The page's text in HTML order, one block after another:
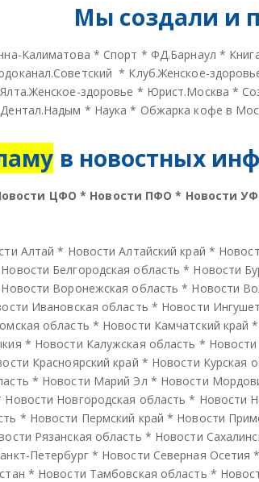
Мы создали и
Калиматова * Спорт * ФД.Барнаул *
* Клуб.Женское-
Ялта.Женское-здоровье * Юрист.Москва *
Дентал.Надым * Наука * Обжарка кофе в
в новостных
ЦФО * Новости ПФО * Новости
Алтай * Новости Алтайский край *
Новости Белгородская область * Новости
Новости Воронежская область * Новости
Ивановская область * Новости
область * Новости Камчатский край *
* Новости Калужская область *
Красноярский край * Новости Курская
* Новости Марий Эл * Новости
Новости Новгородская область * Новости
* Новости Пермский край * Новости
Рязанская область * Новости
Петербург* Новости Северная Осетия *
* Новости Тамбовская область *